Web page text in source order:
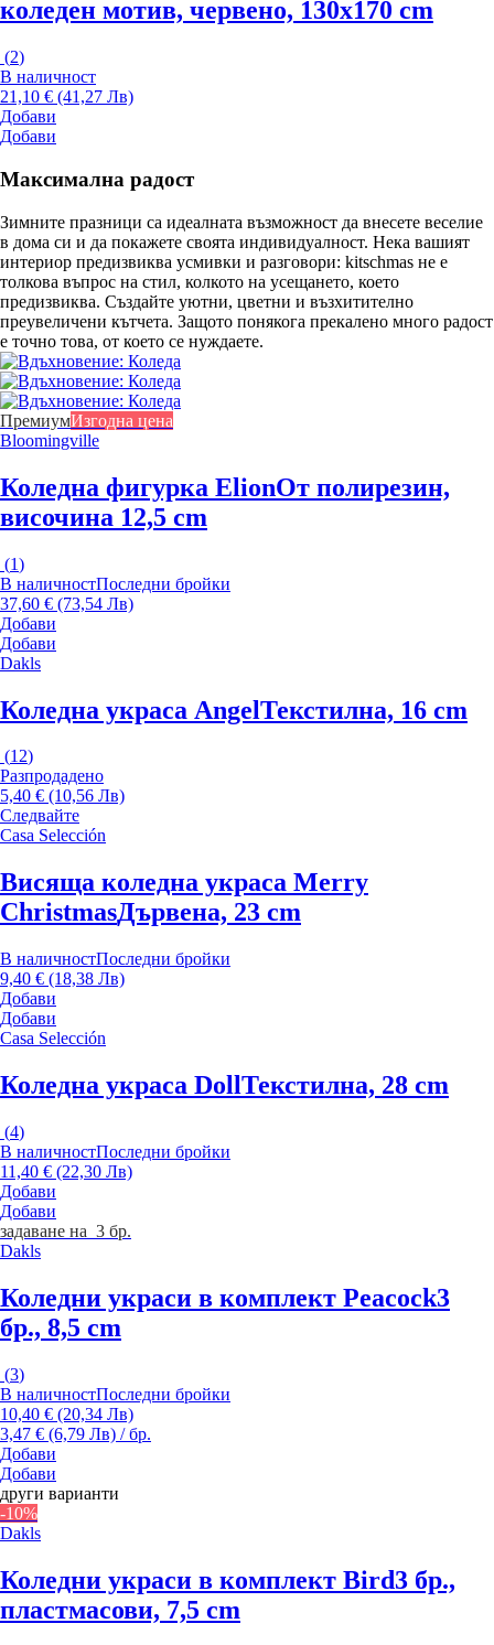
коледен мотив, червено, 130x170 cm
(2)
В наличност
21,10 € (41,27 Лв)
Добави
Добави
Максимална радост
Зимните празници са идеалната възможност да внесете веселие
в дома си и да покажете своята индивидуалност. Нека вашият
интериор предизвиква усмивки и разговори: kitschmas не е
толкова въпрос на стил, колкото на усещането, което
предизвиква. Създайте уютни, цветни и възхитително
преувеличени кътчета. Защото понякога прекалено много радост
е точно това, от което се нуждаете.
ПремиумИзгодна цена
Bloomingville
Коледна фигурка ElionОт полирезин,
височина 12,5 cm
(1)
В наличностПоследни бройки
37,60 € (73,54 Лв)
Добави
Добави
Dakls
Коледна украса AngelТекстилна, 16 cm
(12)
Разпродадено
5,40 € (10,56 Лв)
Следвайте
Casa Selección
Висяща коледна украса Merry
ChristmasДървена, 23 cm
В наличностПоследни бройки
9,40 € (18,38 Лв)
Добави
Добави
Casa Selección
Коледна украса DollТекстилна, 28 cm
(4)
В наличностПоследни бройки
11,40 € (22,30 Лв)
Добави
Добави
задаване на 3 бр.
Dakls
Коледни украси в комплект Peacock3
бр., 8,5 cm
(3)
В наличностПоследни бройки
10,40 € (20,34 Лв)
3,47 € (6,79 Лв) / бр.
Добави
Добави
други варианти
-10%
Dakls
Коледни украси в комплект Bird3 бр.,
пластмасови, 7,5 cm